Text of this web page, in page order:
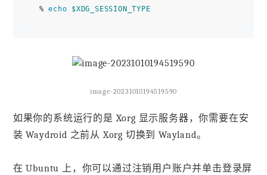
% echo $XDG_SESSION_TYPE
image-20231010194519590
如果你的系统运行的是 Xorg 显示服务器，你需要在安
装 Waydroid 之前从 Xorg 切换到 Wayland。
在 Ubuntu 上，你可以通过注销用户账户并单击登录屏